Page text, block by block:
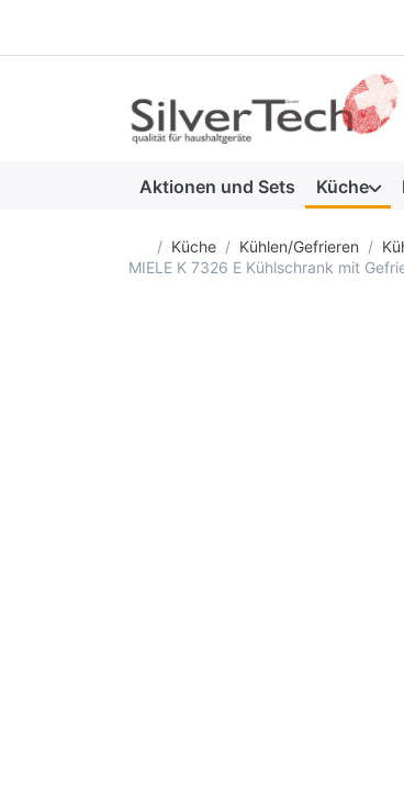
Aktionen und Sets Küche
Startseite
Küche Kühlen/Gefrieren
MIELE K 7326 E Kühlschrank mit